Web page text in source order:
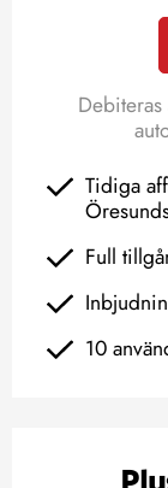
Tidiga
Full
10